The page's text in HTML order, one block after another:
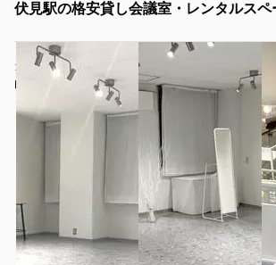
伏見駅の格安貸し会議室・レンタルスペ
当日予約ok!!白を基調としたシンプルな撮影ス
白を基調としたシンプルな撮影スタジオ